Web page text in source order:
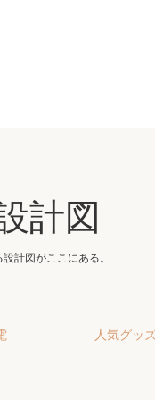
計図
計図がここにある。
人気グッ